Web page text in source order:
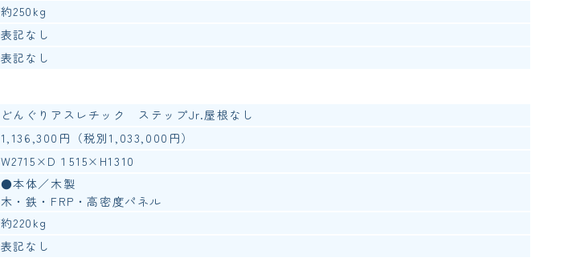
約250kg
表記なし
表記なし
どんぐりアスレチック ステップJr.屋根なし
1,136,300円（税別1,033,000円）
W2715×D１515×H1310
●本体／木製
木・鉄・FRP・高密度パネル
約220kg
表記なし